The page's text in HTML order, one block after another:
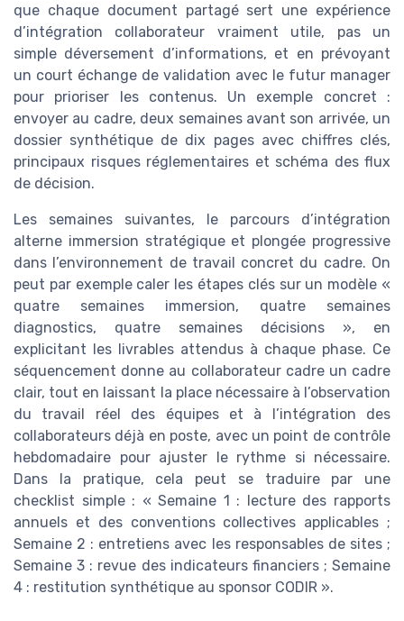
que chaque document partagé sert une expérience
d’intégration collaborateur vraiment utile, pas un
simple déversement d’informations, et en prévoyant
un court échange de validation avec le futur manager
pour prioriser les contenus. Un exemple concret :
envoyer au cadre, deux semaines avant son arrivée, un
dossier synthétique de dix pages avec chiffres clés,
principaux risques réglementaires et schéma des flux
de décision.
Les semaines suivantes, le parcours d’intégration
alterne immersion stratégique et plongée progressive
dans l’environnement de travail concret du cadre. On
peut par exemple caler les étapes clés sur un modèle «
quatre semaines immersion, quatre semaines
diagnostics, quatre semaines décisions », en
explicitant les livrables attendus à chaque phase. Ce
séquencement donne au collaborateur cadre un cadre
clair, tout en laissant la place nécessaire à l’observation
du travail réel des équipes et à l’intégration des
collaborateurs déjà en poste, avec un point de contrôle
hebdomadaire pour ajuster le rythme si nécessaire.
Dans la pratique, cela peut se traduire par une
checklist simple : « Semaine 1 : lecture des rapports
annuels et des conventions collectives applicables ;
Semaine 2 : entretiens avec les responsables de sites ;
Semaine 3 : revue des indicateurs financiers ; Semaine
4 : restitution synthétique au sponsor CODIR ».